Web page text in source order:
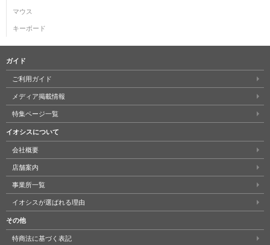
マウス
キーボード
ガイド
ご利用ガイド
メディア掲載情報
特集ページ一覧
イオシスについて
会社概要
店舗案内
事業所一覧
イオシスが選ばれる理由
その他
特商法に基づく表記